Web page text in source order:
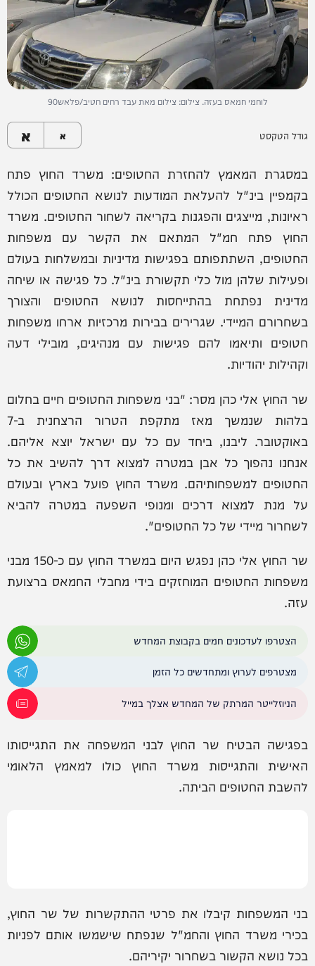
לוחמי חמאס בעזה. צילום: צילום מאת עבד רחים חטיב/פלאש90
גודל הטקסט א א
במסגרת המאמץ להחזרת החטופים: משרד החוץ פתח
בקמפיין בינ"ל להעלאת המודעות לנושא החטופים הכולל
ראיונות, מייצגים והפגנות בקריאה לשחור החטופים. משרד
החוץ פתח חמ"ל המתאם את הקשר עם משפחות
החטופים, השתתפותם בפגישות מדיניות ובמשלחות בעולם
ופעילות שלהן מול כלי תקשורת בינ"ל. כל פגישה או שיחה
מדינית נפתחת בהתייחסות לנושא החטופים והצורך
בשחרורם המיידי. שגרירים בבירות מרכזיות ארחו משפחות
חטופים ותיאמו להם פגישות עם מנהיגים, מובילי דעה
וקהילות יהודיות.
שר החוץ אלי כהן מסר: "בני משפחות החטופים חיים בחלום
בלהות שנמשך מאז מתקפת הטרור הרצחנית ב-7
באוקטובר. ליבנו, ביחד עם כל עם ישראל יוצא אליהם.
אנחנו נהפוך כל אבן במטרה למצוא דרך להשיב את כל
החטופים למשפחותיהם. משרד החוץ פועל בארץ ובעולם
על מנת למצוא דרכים ומנופי השפעה במטרה להביא
לשחרור מיידי של כל החטופים".
שר החוץ אלי כהן נפגש היום במשרד החוץ עם כ-150 מבני
משפחות החטופים המוחזקים בידי מחבלי החמאס ברצועת
עזה.
הצטרפו לעדכונים חמים בקבוצת המחדש
מצטרפים לערוץ ומתחדשים כל הזמן
הניוזלייטר המרתק של המחדש אצלך במייל
בפגישה הבטיח שר החוץ לבני המשפחה את התגייסותו
האישית והתגייסות משרד החוץ כולו למאמץ הלאומי
להשבת החטופים הביתה.
בני המשפחות קיבלו את פרטי ההתקשרות של שר החוץ,
בכירי משרד החוץ והחמ"ל שנפתח שישמשו אותם לפניות
בכל נושא הקשור בשחרור יקיריהם.